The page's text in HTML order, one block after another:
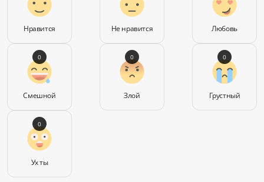
Нравится Не нравится Любовь
Смешной
0
Злой
0
Грустный
0
Ух ты
0